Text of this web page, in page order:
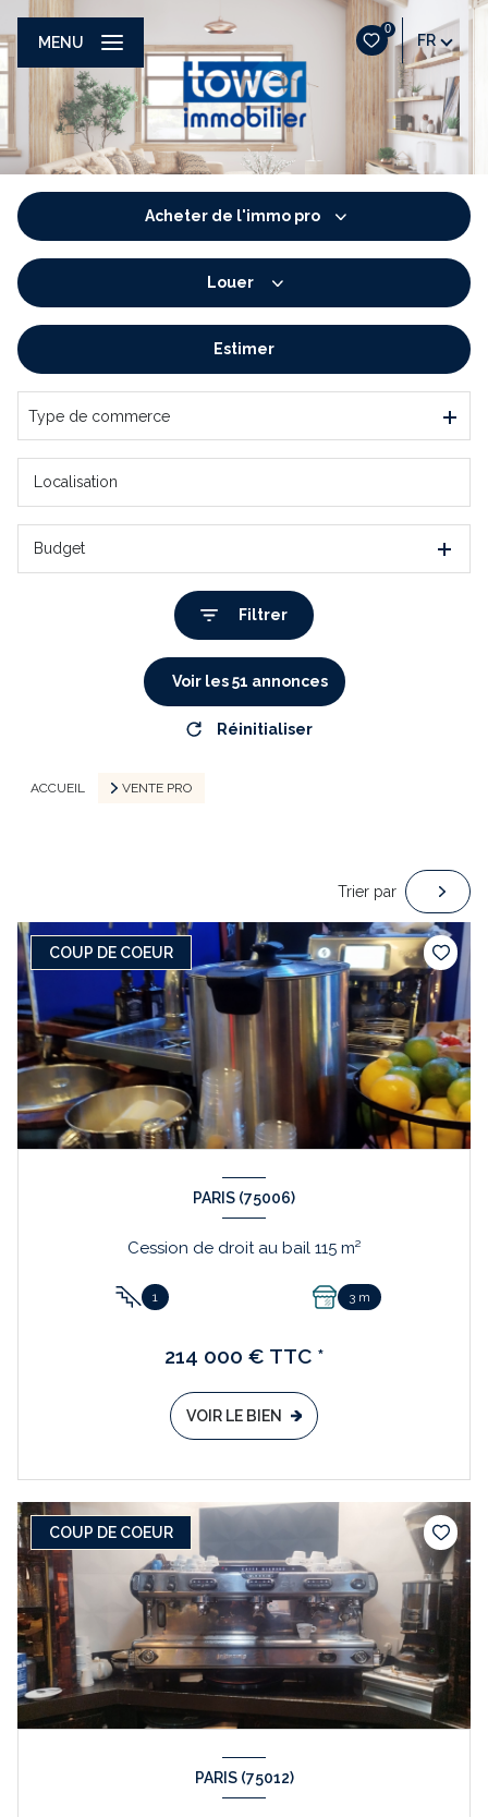
0
FR
MENU
Acheter de l'immo pro
De l'immo pro
Louer
De l'immo pro
Estimer
Type de commerce
Budget
Filtrer
Voir les51 annonces
Réinitialiser
ACCUEIL VENTE PRO
Trier par
COUP DE COEUR
PARIS (75006)
Cession de droit au bail 115 m²
1 3 m
214 000 € TTC *
VOIR LE BIEN
COUP DE COEUR
PARIS (75012)